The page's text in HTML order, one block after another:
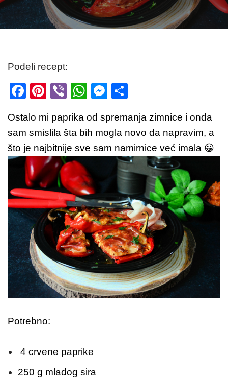
Podeli recept:
F
c
e
b
o
o
k
Pi
er
e
st
Vi
er
W
at
s
A
p
p
M
ss
e
n
er
ar
e
Ostalo mi paprika od spremanja zimnice i onda
sam smislila šta bih mogla novo da napravim, a
što je najbitnije sve sam namirnice već imala 😀
Potrebno:
4 crvene paprike
250 g mladog sira